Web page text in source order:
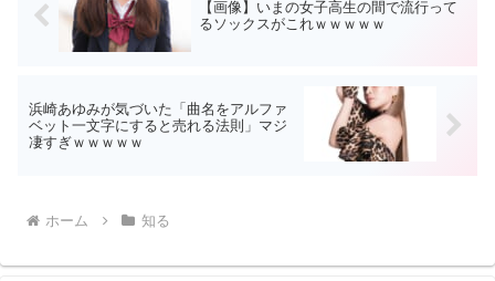
【画像】いまの女子高生の間で流行って
るソックスがこれｗｗｗｗｗ
浜崎あゆみが気づいた「曲名をアルファ
ベット一文字にすると売れる法則」マジ
凄すぎｗｗｗｗｗ
ホーム 知る